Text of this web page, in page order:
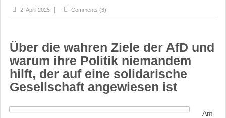
2. April 2025 Comments (3)
Über die wahren Ziele der AfD und
warum ihre Politik niemandem
hilft, der auf eine solidarische
Gesellschaft angewiesen ist
Am